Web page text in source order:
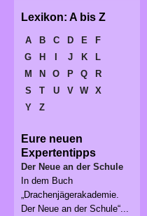
Lexikon: A bis Z
A B C D E
F
G
H J K
L
M
N O P Q
R
S
T U V W
X
Y
Z
Eure neuen
Expertentipps
Der Neue an der Schule
In dem Buch
„Drachenjägerakademie.
Der Neue an der Schule“...